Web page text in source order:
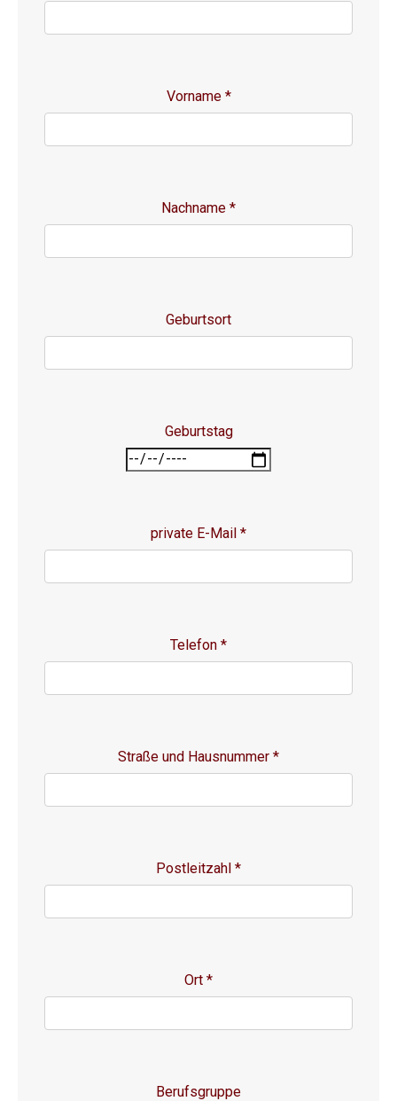
Vorname *
Nachname *
Geburtsort
Geburtstag
private E-Mail *
Telefon *
Straße und Hausnummer *
Postleitzahl *
Ort *
Berufsgruppe